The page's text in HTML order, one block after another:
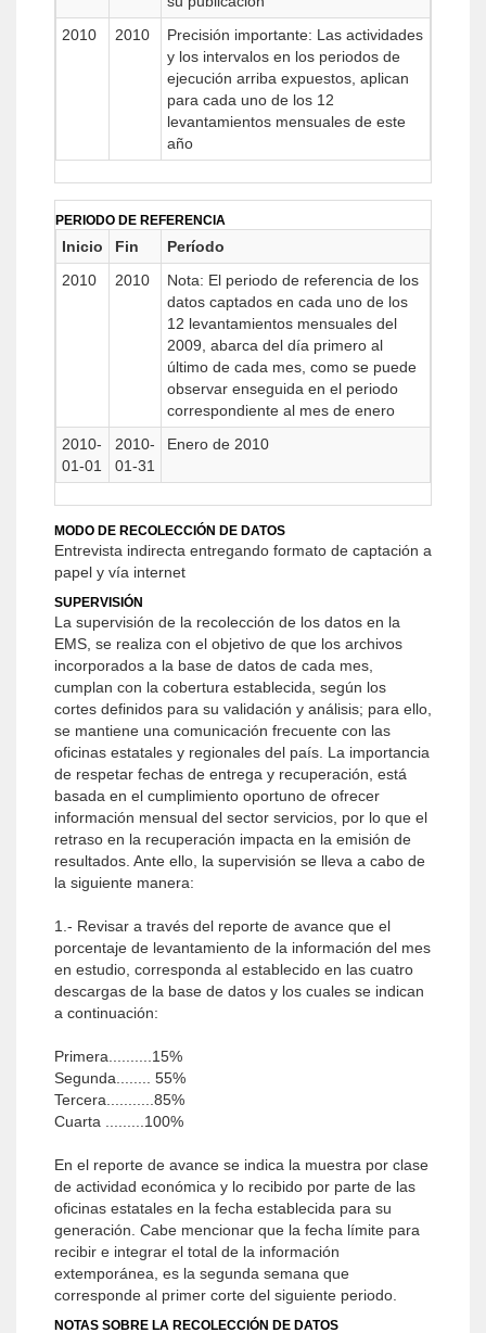
2010
2010
Precisión importante: Las actividades
y los intervalos en los periodos de
ejecución arriba expuestos, aplican
para cada uno de los 12
levantamientos mensuales de este
año
PERIODO DE REFERENCIA
Inicio Fin
Período
2010
2010
Nota: El periodo de referencia de los
datos captados en cada uno de los
12 levantamientos mensuales del
2009, abarca del día primero al
último de cada mes, como se puede
observar enseguida en el periodo
correspondiente al mes de enero
2010-
01-01
2010-
01-31
Enero de 2010
MODO DE RECOLECCIÓN DE DATOS
Entrevista indirecta entregando formato de captación a
papel y vía internet
SUPERVISIÓN
La supervisión de la recolección de los datos en la
EMS, se realiza con el objetivo de que los archivos
incorporados a la base de datos de cada mes,
cumplan con la cobertura establecida, según los
cortes definidos para su validación y análisis; para ello,
se mantiene una comunicación frecuente con las
oficinas estatales y regionales del país. La importancia
de respetar fechas de entrega y recuperación, está
basada en el cumplimiento oportuno de ofrecer
información mensual del sector servicios, por lo que el
retraso en la recuperación impacta en la emisión de
resultados. Ante ello, la supervisión se lleva a cabo de
la siguiente manera:
1.- Revisar a través del reporte de avance que el
porcentaje de levantamiento de la información del mes
en estudio, corresponda al establecido en las cuatro
descargas de la base de datos y los cuales se indican
a continuación:
Primera..........15%
Segunda........ 55%
Tercera...........85%
Cuarta .........100%
En el reporte de avance se indica la muestra por clase
de actividad económica y lo recibido por parte de las
oficinas estatales en la fecha establecida para su
generación. Cabe mencionar que la fecha límite para
recibir e integrar el total de la información
extemporánea, es la segunda semana que
corresponde al primer corte del siguiente periodo.
NOTAS SOBRE LA RECOLECCIÓN DE DATOS